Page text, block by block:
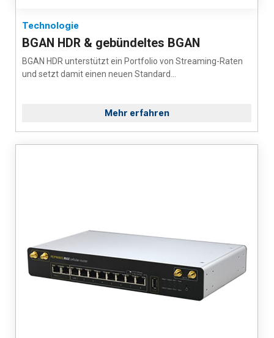
Technologie
BGAN HDR & gebündeltes BGAN
BGAN HDR unterstützt ein Portfolio von Streaming-Raten
und setzt damit einen neuen Standard...
Mehr erfahren